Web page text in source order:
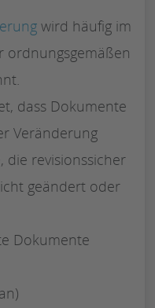
wird häufig im
ordnungsgemäßen
dass Dokumente
Veränderung
die revisionssicher
geändert oder
Dokumente